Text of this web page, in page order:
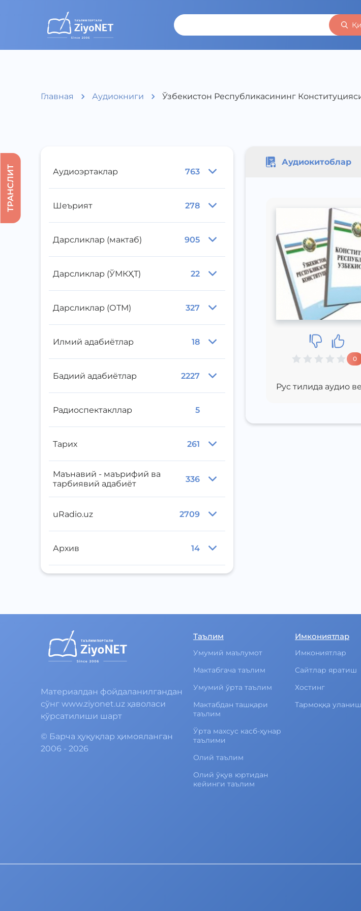
Главная Аудиокниги Ўзбекистон Республикасининг
Аудиоэртаклар 763
Шеърият 278
Дарсликлар (мактаб) 905
Дарсликлар (ЎМКҲТ) 22
Дарсликлар (ОТМ) 327
Илмий адабиётлар 18
Бадиий адабиётлар 2227
Радиоспектакллар 5
Тарих 261
Маънавий - маърифий ва
тарбиявий адабиёт
336
uRadio.uz 2709
Архив 14
Аудиокитоблар
0
Рус тилида аудио
ТРАНСЛИТ
Материалдан фойдаланилгандан
сўнг www.ziyonet.uz ҳаволаси
кўрсатилиши шарт
© Барча ҳуқуқлар ҳимояланган
2006 - 2026
Таълим
Умумий маълумот
Мактабгача таълим
Умумий ўрта таълим
Мактабдан ташқари
таълим
Ўрта махсус касб-ҳунар
таълими
Олий таълим
Олий ўқув юртидан
кейинги таълим
Имкониятлар
Имкониятлар
Cайтлар яратиш
Хостинг
Тармоққа уланиш